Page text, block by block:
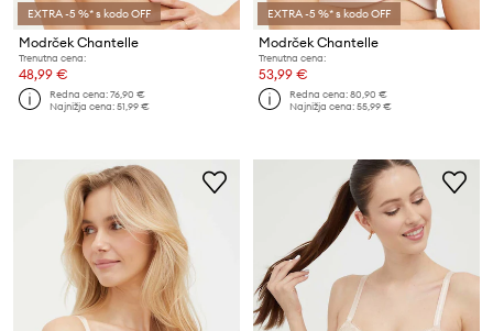
EXTRA -5 %* s kodo OFF
Modrček Chantelle
Trenutna cena:
48,99 €
Redna cena:76,90 €
Najnižja cena:51,99 €
EXTRA -5 %* s kodo OFF
Modrček Chantelle
Trenutna cena:
53,99 €
Redna cena:80,90 €
Najnižja cena:55,99 €